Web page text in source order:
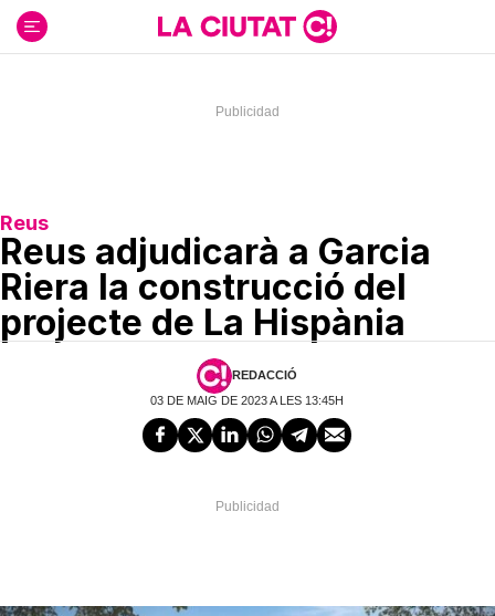
contenido
Reus
Reus adjudicarà a Garcia
Riera la construcció del
projecte de La Hispània
REDACCIÓ
03 DE MAIG DE 2023 A LES 13:45H